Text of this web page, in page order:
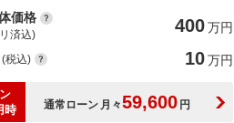
価格
済込) 400万円
(税込) 10万円
時
通常ローン 月々59,600 円